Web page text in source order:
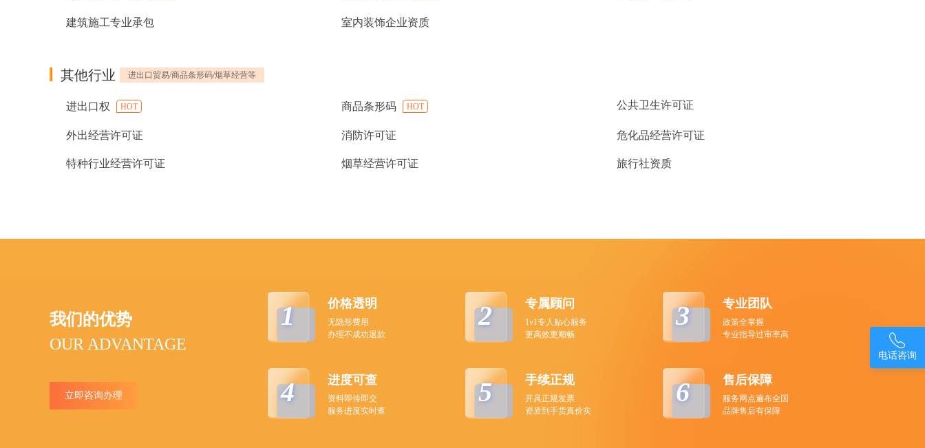
建筑施工专业承包 室内装饰企业资质
其他行业 进出口贸易/商品条形码/烟草经营等
进出口权 HOT 商品条形码 HOT 公共卫生许可证
外出经营许可证 消防许可证 危化品经营许可证
特种行业经营许可证 烟草经营许可证 旅行社资质
我们的优势
OUR ADVANTAGE
立即咨询办理
1 价格透明
无隐形费用
办理不成功退款
2 专属顾问
1v1专人贴心服务
更高效更顺畅
3 专业团队
政策全掌握
专业指导过审率高
4 进度可查
资料即传即交
服务进度实时查
5 手续正规
开具正规发票
资质到手货真价实
6 售后保障
服务网点遍布全国
品牌售后有保障

电话咨询